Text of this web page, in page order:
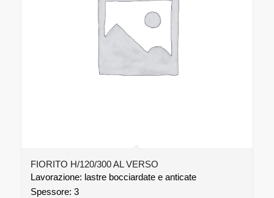
FIORITO H/120/300 AL VERSO
Lavorazione: lastre bocciardate e anticate
Spessore: 3